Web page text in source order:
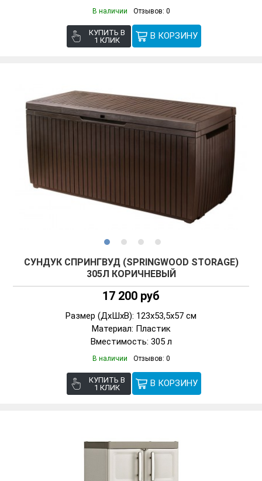
В наличии Отзывов: 0
КУПИТЬ В
1 КЛИК
СУНДУК СПРИНГВУД (SPRINGWOOD STORAGE)
305Л КОРИЧНЕВЫЙ
17 200 руб
Размер (ДxШxВ): 123x53,5x57 см
Материал: Пластик
Вместимость: 305 л
В наличии Отзывов: 0
КУПИТЬ В
1 КЛИК